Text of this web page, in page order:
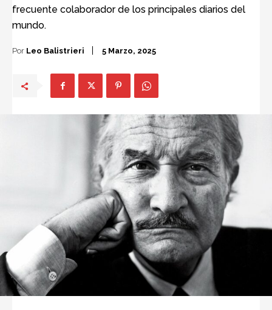
frecuente colaborador de los principales diarios del
mundo.
Por Leo Balistrieri 5 Marzo, 2025